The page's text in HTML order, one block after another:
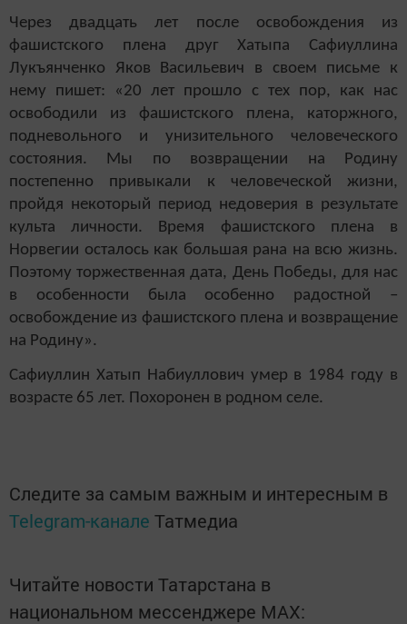
Через двадцать лет после освобождения из
фашистского плена друг Хатыпа Сафиуллина
Лукъянченко Яков Васильевич в своем письме к
нему пишет: «20 лет прошло с тех пор, как нас
освободили из фашистского плена, каторжного,
подневольного и унизительного человеческого
состояния. Мы по возвращении на Родину
постепенно привыкали к человеческой жизни,
пройдя некоторый период недоверия в результате
культа личности. Время фашистского плена в
Норвегии осталось как большая рана на всю жизнь.
Поэтому торжественная дата, День Победы, для нас
в особенности была особенно радостной –
освобождение из фашистского плена и возвращение
на Родину».
Сафиуллин Хатып Набиуллович умер в 1984 году в
возрасте 65 лет. Похоронен в родном селе.
Следите за самым важным и интересным в
Telegram-канале Татмедиа
Читайте новости Татарстана в
национальном мессенджере MАХ: